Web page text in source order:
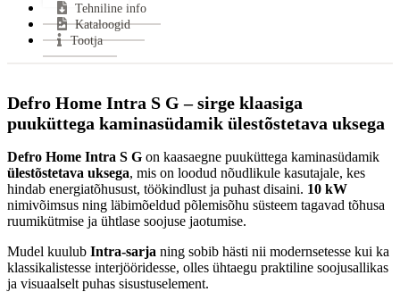
Suitsutoru ühendus:
Halu pikkus:
Klaasi kuju:
Kütus:
Vastab normidele:
BimschV 2, EcoDesign, CE
Garantii:
5 a+ 7 a pikendust*
Energiaklass:
VÄHEM INFOT
Tehniline info
Kataloogid
Tootja
Defro Home Intra S G – sirge klaasiga
puuküttega kaminasüdamik ülestõstetava uksega
Defro Home Intra S G on kaasaegne puuküttega kaminasüdamik
ülestõstetava uksega, mis on loodud nõudlikule kasutajale, kes
hindab energiatõhusust, töökindlust ja puhast disaini. 10 kW
nimivõimsus ning läbimõeldud põlemisõhu süsteem tagavad tõhusa
ruumikütmise ja ühtlase soojuse jaotumise.
Mudel kuulub Intra-sarja ning sobib hästi nii modernsetesse kui ka
klassikalistesse interjööridesse, olles ühtaegu praktiline soojusallikas
ja visuaalselt puhas sisustuselement.